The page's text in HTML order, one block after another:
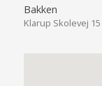
Bakken
Klarup Skolevej